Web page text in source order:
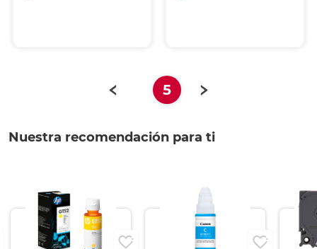
5(current)
Nuestra recomendación para ti